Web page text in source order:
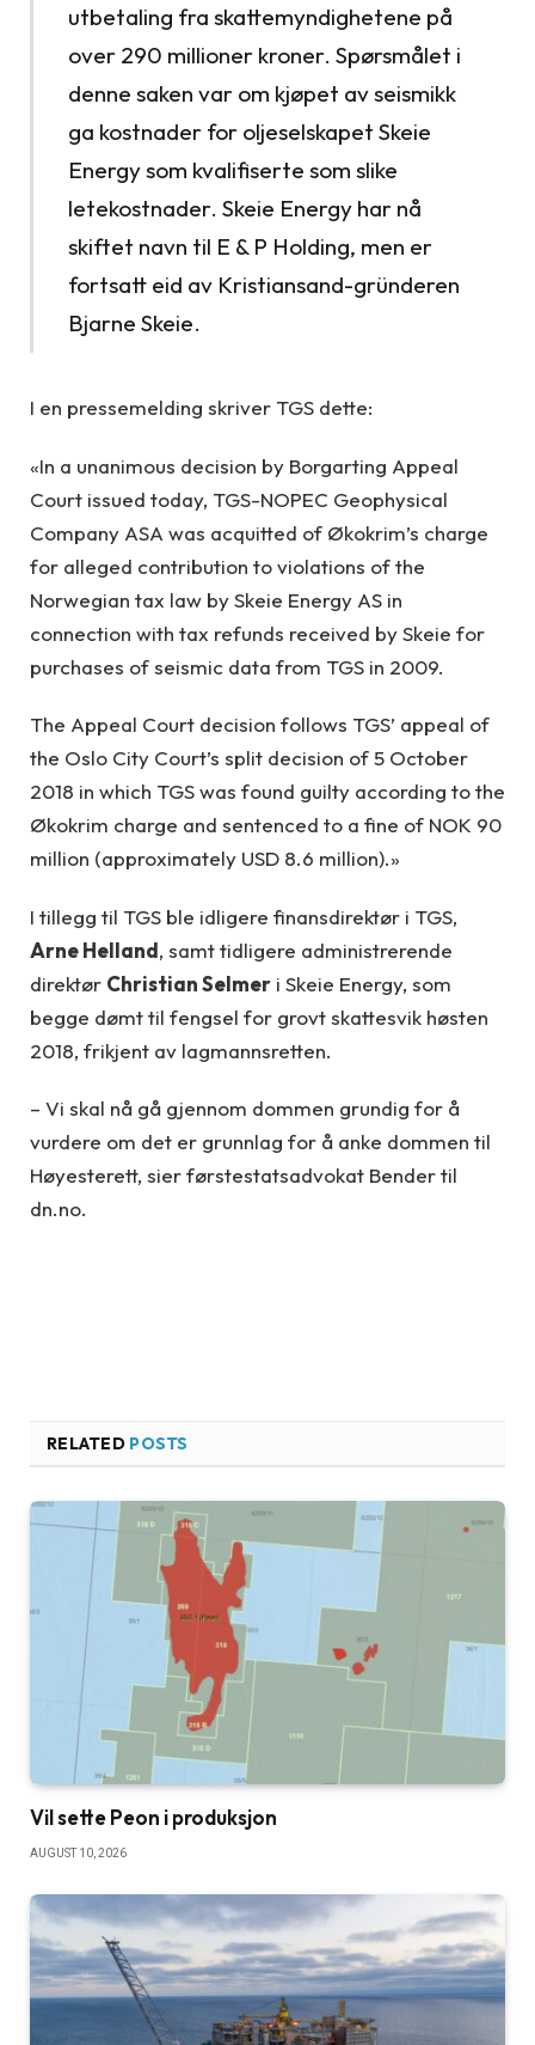
utbetaling fra skattemyndighetene på
over 290 millioner kroner. Spørsmålet i
denne saken var om kjøpet av seismikk
ga kostnader for oljeselskapet Skeie
Energy som kvalifiserte som slike
letekostnader. Skeie Energy har nå
skiftet navn til E & P Holding, men er
fortsatt eid av Kristiansand-gründeren
Bjarne Skeie.
I en pressemelding skriver TGS dette:
«In a unanimous decision by Borgarting Appeal
Court issued today, TGS-NOPEC Geophysical
Company ASA was acquitted of Økokrim’s charge
for alleged contribution to violations of the
Norwegian tax law by Skeie Energy AS in
connection with tax refunds received by Skeie for
purchases of seismic data from TGS in 2009.
The Appeal Court decision follows TGS’ appeal of
the Oslo City Court’s split decision of 5 October
2018 in which TGS was found guilty according to the
Økokrim charge and sentenced to a fine of NOK 90
million (approximately USD 8.6 million).»
I tillegg til TGS ble idligere finansdirektør i TGS,
Arne Helland, samt tidligere administrerende
direktør Christian Selmer i Skeie Energy, som
begge dømt til fengsel for grovt skattesvik høsten
2018, frikjent av lagmannsretten.
– Vi skal nå gå gjennom dommen grundig for å
vurdere om det er grunnlag for å anke dommen til
Høyesterett, sier førstestatsadvokat Bender til
dn.no.
RELATED POSTS
Vil sette Peon i produksjon
AUGUST 10, 2026